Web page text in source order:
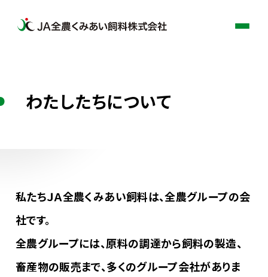
お知らせ
採用情報
わたしたちについて
私たちＪＡ全農くみあい飼料は、全農グループの会
社です。
全農グループには、原料の調達から飼料の製造、
畜産物の販売まで、多くのグループ会社がありま